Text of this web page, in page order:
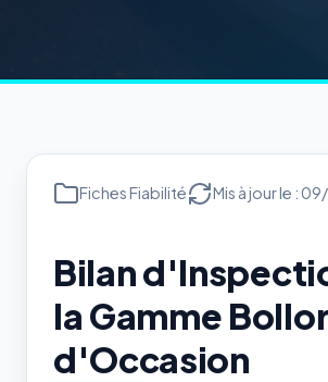
Fiches Fiabilité Mis à jour le :
Bilan
la Gamme
d'Occasion